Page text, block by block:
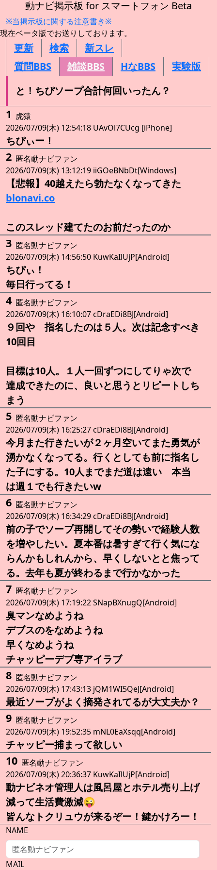
動ナビ掲示板 for スマートフォン Beta
※当掲示板に関する注意書き※
現在ベータ版でお送りしております。
更新 検索
新スレ
質問BBS
雑談BBS HなBBS
実験版
と！ちぴソープ合計何回いったん？
1 虎猿
2026/07/09(木) 12:54:18 UAvOl7CUcg [iPhone]
ちぴぃー！
2 匿名動ナビファン
2026/07/09(木) 13:12:19 iiGOeBNbDt[Windows]
【悲報】40越えたら勃たなくなってきた
blonavi.co
このスレッド建てたのお前だったのか
3 匿名動ナビファン
2026/07/09(木) 14:56:50 KuwKaIlUjP[Android]
ちぴぃ！
毎日行ってる！
4 匿名動ナビファン
2026/07/09(木) 16:10:07 cDraEDi8BJ[Android]
９回や 指名したのは５人。次は記念すべき
10回目
目標は10人。１人一回ずつにしてりゃ次で
達成できたのに、良いと思うとリピートしち
まう
5 匿名動ナビファン
2026/07/09(木) 16:25:27 cDraEDi8BJ[Android]
今月また行きたいが２ヶ月空いてまた勇気が
湧かなくなってる。行くとしても前に指名し
た子にする。10人までまだ道は遠い 本当
は週１でも行きたいw
6 匿名動ナビファン
2026/07/09(木) 16:34:29 cDraEDi8BJ[Android]
前の子でソープ再開してその勢いで経験人数
を増やしたい。夏本番は暑すぎて行く気にな
らんかもしれんから、早くしないとと焦って
る。去年も夏が終わるまで行かなかった
7 匿名動ナビファン
2026/07/09(木) 17:19:22 SNapBXnugQ[Android]
臭マンなめようね
デブスのをなめようね
早くなめようね
チャッピーデブ専アイラブ
8 匿名動ナビファン
2026/07/09(木) 17:43:13 jQM1WI5QeJ[Android]
最近ソープがよく摘発されてるが大丈夫か？
9 匿名動ナビファン
2026/07/09(木) 19:52:35 mNL0EaXsqq[Android]
チャッピー捕まって欲しい
10 匿名動ナビファン
2026/07/09(木) 20:36:37 KuwKaIlUjP[Android]
動ナビネオ管理人は風呂屋とホテル売り上げ
減って生活費激減😜
皆んなトクリュウが来るぞー！鍵かけろー！
NAME
MAIL